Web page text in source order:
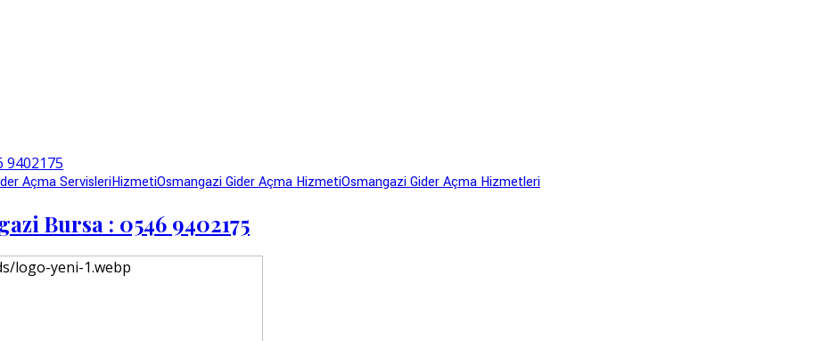
Açma ServisleriHizmetiOsmangazi Gider Açma HizmetiOsmangazi Gider Açma Hizmetleri
Bursa : 0546 9402175